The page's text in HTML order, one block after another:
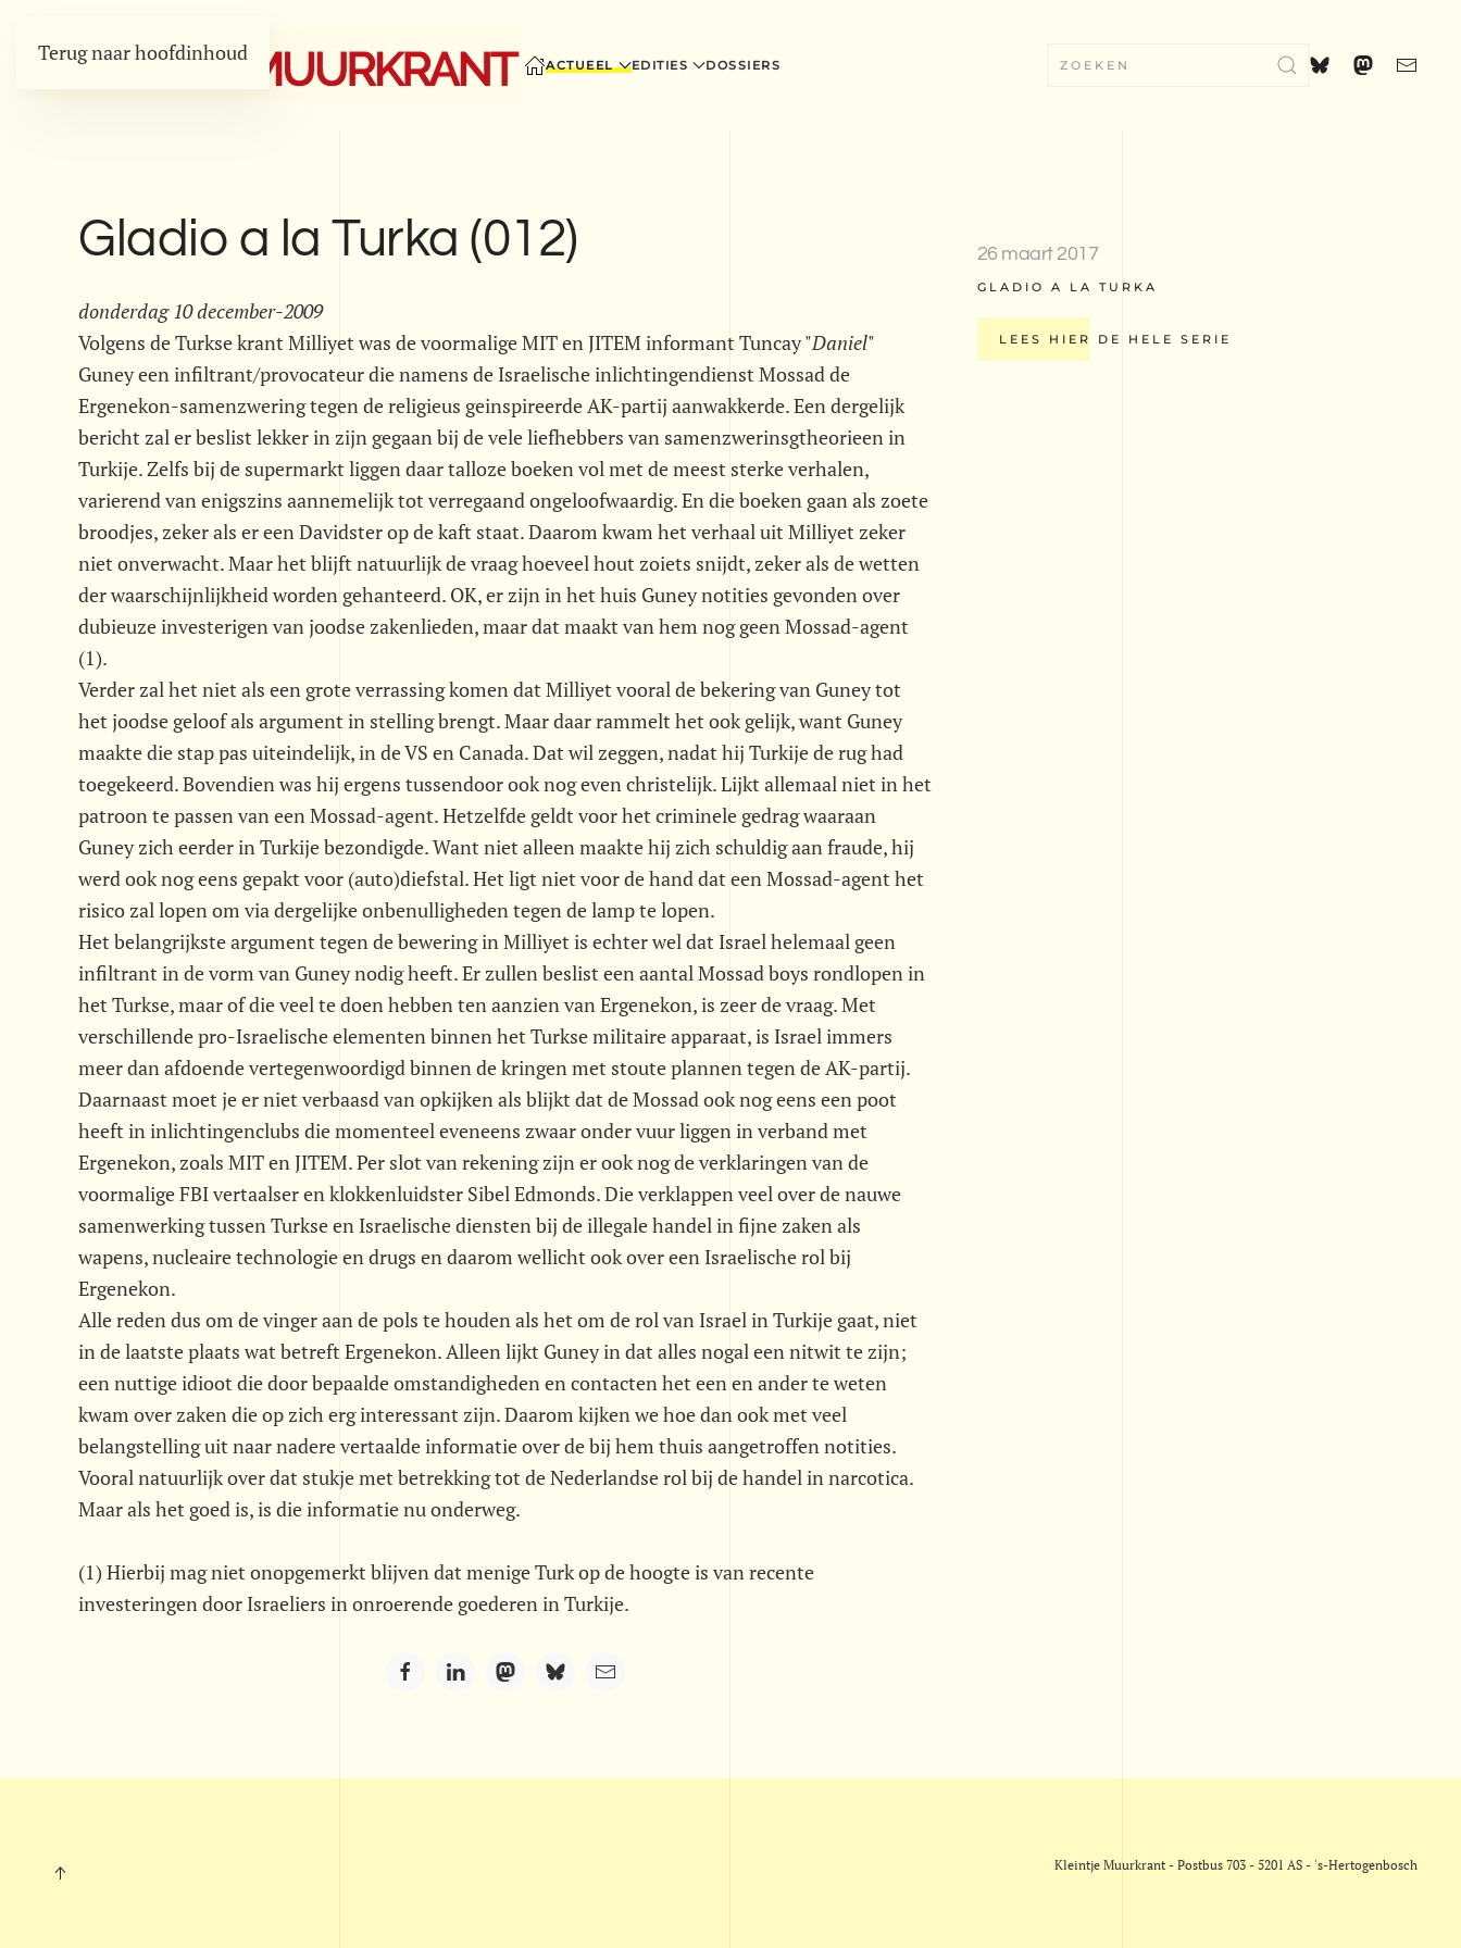
Terug naar hoofdinhoud ACTUEEL EDITIES DOSSIERS
Gladio a la Turka (012)
donderdag 10 december-2009
Volgens de Turkse krant Milliyet was de voormalige MIT en JITEM informant Tuncay "Daniel"
Guney een infiltrant/provocateur die namens de Israelische inlichtingendienst Mossad de
Ergenekon-samenzwering tegen de religieus geinspireerde AK-partij aanwakkerde. Een dergelijk
bericht zal er beslist lekker in zijn gegaan bij de vele liefhebbers van samenzwerinsgtheorieen in
Turkije. Zelfs bij de supermarkt liggen daar talloze boeken vol met de meest sterke verhalen,
varierend van enigszins aannemelijk tot verregaand ongeloofwaardig. En die boeken gaan als zoete
broodjes, zeker als er een Davidster op de kaft staat. Daarom kwam het verhaal uit Milliyet zeker
niet onverwacht. Maar het blijft natuurlijk de vraag hoeveel hout zoiets snijdt, zeker als de wetten
der waarschijnlijkheid worden gehanteerd. OK, er zijn in het huis Guney notities gevonden over
dubieuze investerigen van joodse zakenlieden, maar dat maakt van hem nog geen Mossad-agent
(1).
Verder zal het niet als een grote verrassing komen dat Milliyet vooral de bekering van Guney tot
het joodse geloof als argument in stelling brengt. Maar daar rammelt het ook gelijk, want Guney
maakte die stap pas uiteindelijk, in de VS en Canada. Dat wil zeggen, nadat hij Turkije de rug had
toegekeerd. Bovendien was hij ergens tussendoor ook nog even christelijk. Lijkt allemaal niet in het
patroon te passen van een Mossad-agent. Hetzelfde geldt voor het criminele gedrag waaraan
Guney zich eerder in Turkije bezondigde. Want niet alleen maakte hij zich schuldig aan fraude, hij
werd ook nog eens gepakt voor (auto)diefstal. Het ligt niet voor de hand dat een Mossad-agent het
risico zal lopen om via dergelijke onbenulligheden tegen de lamp te lopen.
Het belangrijkste argument tegen de bewering in Milliyet is echter wel dat Israel helemaal geen
infiltrant in de vorm van Guney nodig heeft. Er zullen beslist een aantal Mossad boys rondlopen in
het Turkse, maar of die veel te doen hebben ten aanzien van Ergenekon, is zeer de vraag. Met
verschillende pro-Israelische elementen binnen het Turkse militaire apparaat, is Israel immers
meer dan afdoende vertegenwoordigd binnen de kringen met stoute plannen tegen de AK-partij.
Daarnaast moet je er niet verbaasd van opkijken als blijkt dat de Mossad ook nog eens een poot
heeft in inlichtingenclubs die momenteel eveneens zwaar onder vuur liggen in verband met
Ergenekon, zoals MIT en JITEM. Per slot van rekening zijn er ook nog de verklaringen van de
voormalige FBI vertaalser en klokkenluidster Sibel Edmonds. Die verklappen veel over de nauwe
samenwerking tussen Turkse en Israelische diensten bij de illegale handel in fijne zaken als
wapens, nucleaire technologie en drugs en daarom wellicht ook over een Israelische rol bij
Ergenekon.
Alle reden dus om de vinger aan de pols te houden als het om de rol van Israel in Turkije gaat, niet
in de laatste plaats wat betreft Ergenekon. Alleen lijkt Guney in dat alles nogal een nitwit te zijn;
een nuttige idioot die door bepaalde omstandigheden en contacten het een en ander te weten
kwam over zaken die op zich erg interessant zijn. Daarom kijken we hoe dan ook met veel
belangstelling uit naar nadere vertaalde informatie over de bij hem thuis aangetroffen notities.
Vooral natuurlijk over dat stukje met betrekking tot de Nederlandse rol bij de handel in narcotica.
Maar als het goed is, is die informatie nu onderweg.
(1) Hierbij mag niet onopgemerkt blijven dat menige Turk op de hoogte is van recente
investeringen door Israeliers in onroerende goederen in Turkije.
26 maart 2017
GLADIO A LA TURKA
LEES HIER DE HELE SERIE
Kleintje Muurkrant - Postbus 703 - 5201 AS - 's-Hertogenbosch